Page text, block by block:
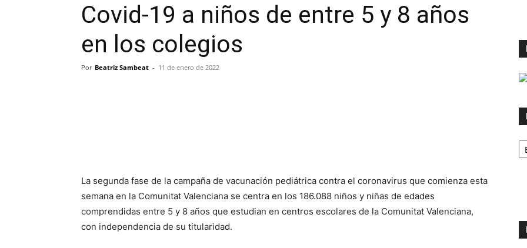
Covid-19 a niños de entre 5 y 8 años
en los colegios
Por Beatriz Sambeat - 11 de enero de 2022
La segunda fase de la campaña de vacunación pediátrica contra el coronavirus que comienza esta
semana en la Comunitat Valenciana se centra en los 186.088 niños y niñas de edades
comprendidas entre 5 y 8 años que estudian en centros escolares de la Comunitat Valenciana,
con independencia de su titularidad.